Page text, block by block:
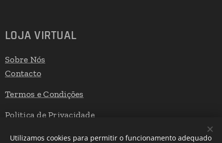
LOJA VIRTUAL
Sobre Nós
Contacto
Termos e Condições
Politica de Privacidade
Livro de Reclamações
Utilizamos cookies para permitir o funcionamento adequado